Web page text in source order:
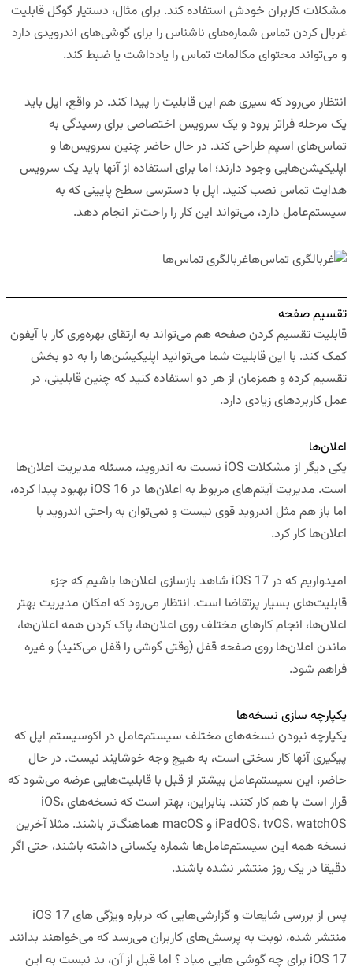
مشکلات کاربران خودش استفاده کند. برای مثال، دستیار گوگل قابلیت
غربال کردن تماس شماره‌های ناشناس را برای گوشی‌های اندرویدی دارد
و می‌تواند محتوای مکالمات تماس را یادداشت یا ضبط کند.
انتظار می‌رود که سیری هم این قابلیت را پیدا کند. در واقع، اپل باید
یک مرحله فراتر برود و یک سرویس اختصاصی برای رسیدگی به
تماس‌های اسپم طراحی کند. در حال حاضر چنین سرویس‌ها و
اپلیکیشن‌هایی وجود دارند؛ اما برای استفاده از آنها باید یک سرویس
هدایت تماس نصب کنید. اپل با دسترسی سطح پایینی که به
سیستم‌عامل دارد، می‌تواند این کار را راحت‌تر انجام دهد.
غربالگری تماس‌ها
تقسیم صفحه
قابلیت تقسیم کردن صفحه هم می‌تواند به ارتقای بهره‌وری کار با آیفون
کمک کند. با این قابلیت شما می‌توانید اپلیکیشن‌ها را به دو بخش
تقسیم کرده و همزمان از هر دو استفاده کنید که چنین قابلیتی، در
عمل کاربردهای زیادی دارد.
اعلان‌ها
یکی دیگر از مشکلات iOS نسبت به اندروید، مسئله مدیریت اعلان‌ها
است. مدیریت آیتم‌های مربوط به اعلان‌ها در iOS 16 بهبود پیدا کرده،
اما باز هم مثل اندروید قوی نیست و نمی‌توان به راحتی اندروید با
اعلان‌ها کار کرد.
امیدواریم که در iOS 17 شاهد بازسازی اعلان‌ها باشیم که جزء
قابلیت‌های بسیار پرتقاضا است. انتظار می‌رود که امکان مدیریت بهتر
اعلان‌ها، انجام کارهای مختلف روی اعلان‌ها، پاک کردن همه اعلان‌ها،
ماندن اعلان‌ها روی صفحه قفل (وقتی گوشی را قفل می‌کنید) و غیره
فراهم شود.
یکپارچه سازی نسخه‌ها
یکپارچه نبودن نسخه‌های مختلف سیستم‌عامل در اکوسیستم اپل که
پیگیری آنها کار سختی است، به هیچ وجه خوشایند نیست. در حال
حاضر، این سیستم‌عامل بیشتر از قبل با قابلیت‌هایی عرضه می‌شود که
قرار است با هم کار کنند. بنابراین، بهتر است که نسخه‌های iOS،
iPadOS، tvOS، watchOS و macOS هماهنگ‌تر باشند. مثلا آخرین
نسخه همه این سیستم‌عامل‌ها شماره یکسانی داشته باشند، حتی اگر
دقیقا در یک روز منتشر نشده باشند.
پس از بررسی شایعات و گزارشی‌هایی که درباره ویژگی های iOS 17
منتشر شده، نوبت به پرسش‌های کاربران می‌رسد که می‌خواهند بدانند
iOS 17 برای چه گوشی هایی میاد ؟ اما قبل از آن، بد نیست به این